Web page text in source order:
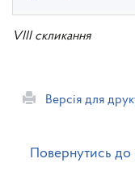
VIII скликання
Версія для
Повернутись до